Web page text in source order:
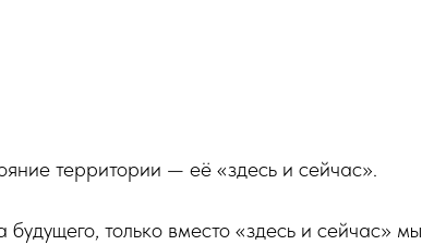
территории — её «здесь и сейчас».
только вместо «здесь и сейчас» мы